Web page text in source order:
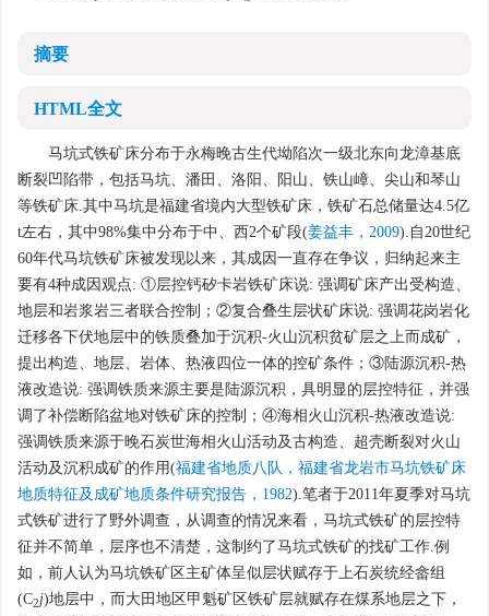
摘要
HTML全文
马坑式铁矿床分布于永梅晚古生代坳陷次一级北东向龙漳基底
断裂凹陷带，包括马坑、潘田、洛阳、阳山、铁山嶂、尖山和琴山
等铁矿床.其中马坑是福建省境内大型铁矿床，铁矿石总储量达4.5亿
t左右，其中98%集中分布于中、西2个矿段(姜益丰，2009).自20世纪
60年代马坑铁矿床被发现以来，其成因一直存在争议，归纳起来主
要有4种成因观点: ①层控钙矽卡岩铁矿床说: 强调矿床产出受构造、
地层和岩浆岩三者联合控制；②复合叠生层状矿床说: 强调花岗岩化
迁移各下伏地层中的铁质叠加于沉积-火山沉积贫矿层之上而成矿，
提出构造、地层、岩体、热液四位一体的控矿条件；③陆源沉积-热
液改造说: 强调铁质来源主要是陆源沉积，具明显的层控特征，并强
调了补偿断陷盆地对铁矿床的控制；④海相火山沉积-热液改造说:
强调铁质来源于晚石炭世海相火山活动及古构造、超壳断裂对火山
活动及沉积成矿的作用(福建省地质八队，福建省龙岩市马坑铁矿床
地质特征及成矿地质条件研究报告，1982).笔者于2011年夏季对马坑
式铁矿进行了野外调查，从调查的情况来看，马坑式铁矿的层控特
征并不简单，层序也不清楚，这制约了马坑式铁矿的找矿工作.例
如，前人认为马坑铁矿区主矿体呈似层状赋存于上石炭统经畲组
(C2j)地层中，而大田地区甲魁矿区铁矿层就赋存在煤系地层之下，